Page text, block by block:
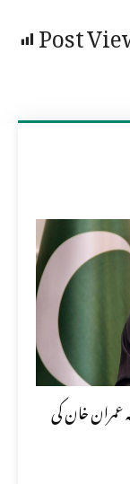
Post
عمران خان کی